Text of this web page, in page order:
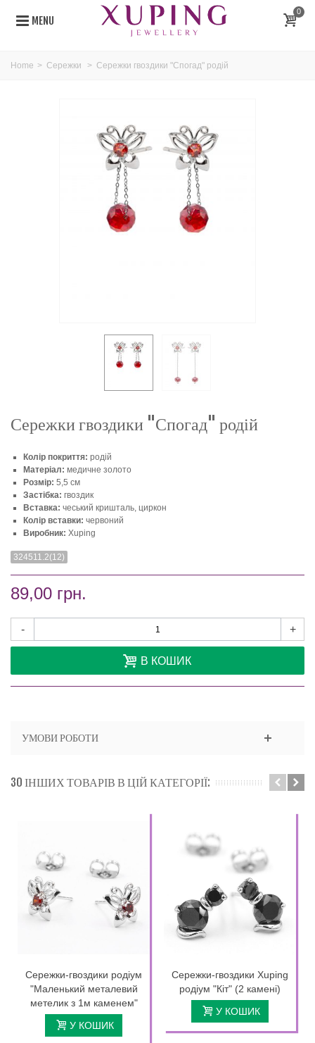
MENU
0
Home > Сережки > Сережки гвоздики "Спогад" родій
Сережки гвоздики "Спогад" родій
Колір покриття: родій
Матеріал: медичне золото
Розмір: 5,5 см
Застібка: гвоздик
Вставка: чеський кришталь, циркон
Колір вставки: червоний
Виробник: Xuping
324511.2(12)
89,00 грн.
- +
В КОШИК
УМОВИ РОБОТИ
30 ІНШИХ ТОВАРІВ В ЦІЙ КАТЕГОРІЇ:
Сережки-гвоздики родіум
"Маленький металевий
метелик з 1м каменем"
У КОШИК
Сережки-гвоздики Xuping
родіум "Кіт" (2 камені)
У КОШИК